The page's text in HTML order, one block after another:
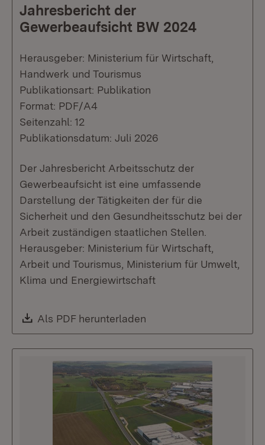
Jahresbericht der
Gewerbeaufsicht BW 2024
Herausgeber: Ministerium für Wirtschaft,
Handwerk und Tourismus
Publikationsart: Publikation
Format: PDF/A4
Seitenzahl: 12
Publikationsdatum: Juli 2026
Der Jahresbericht Arbeitsschutz der
Gewerbeaufsicht ist eine umfassende
Darstellung der Tätigkeiten der für die
Sicherheit und den Gesundheitsschutz bei der
Arbeit zuständigen staatlichen Stellen.
Herausgeber: Ministerium für Wirtschaft,
Arbeit und Tourismus, Ministerium für Umwelt,
Klima und Energiewirtschaft
Download:
Als PDF herunterladen